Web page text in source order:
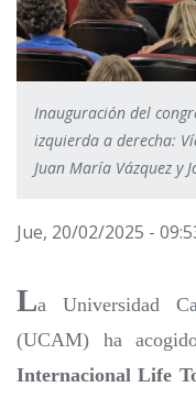
Inauguración del
izquierda a derecha:
Juan María Vázquez y
Jue, 20/02/2025 -
La Universidad
(UCAM) ha
Internacional Life